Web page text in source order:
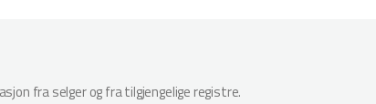
fra selger og fra tilgjengelige registre.